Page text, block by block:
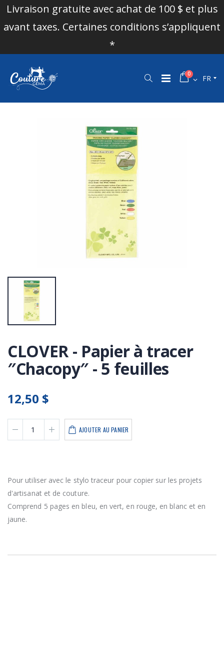
Livraison gratuite avec achat de 100 $ et plus
avant taxes. Certaines conditions s’appliquent
*
0 FR
CLOVER - Papier à tracer
″Chacopy″ - 5 feuilles
12,50 $
AJOUTER AU PANIER
Pour utiliser avec le stylo traceur pour copier sur les projets
d'artisanat et de couture.
Comprend 5 pages en bleu, en vert, en rouge, en blanc et en
jaune.